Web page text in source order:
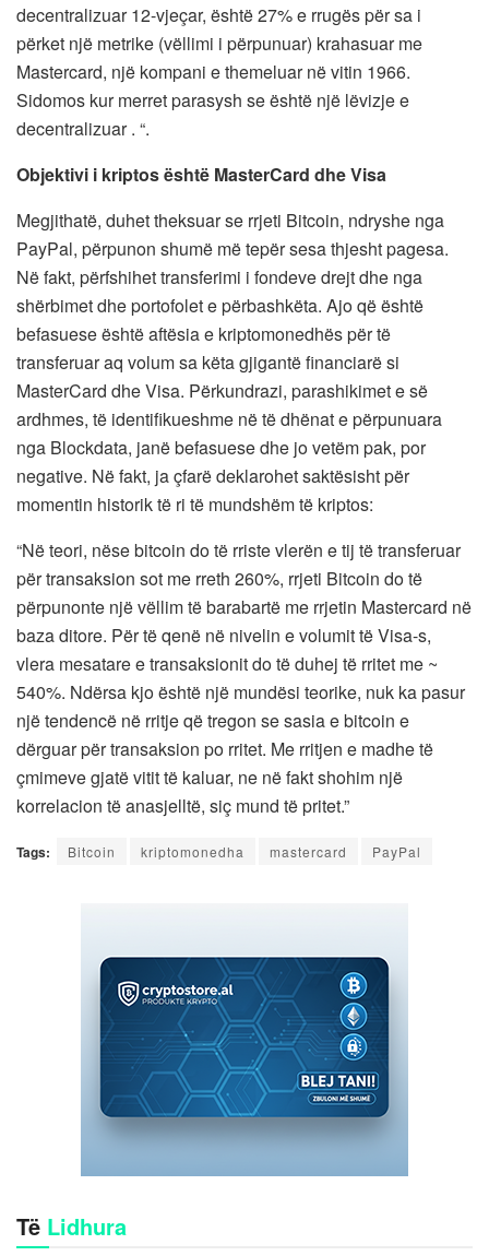
decentralizuar 12-vjeçar, është 27% e rrugës për sa i
përket një metrike (vëllimi i përpunuar) krahasuar me
Mastercard, një kompani e themeluar në vitin 1966.
Sidomos kur merret parasysh se është një lëvizje e
decentralizuar . “.
Objektivi i kriptos është MasterCard dhe Visa
Megjithatë, duhet theksuar se rrjeti Bitcoin, ndryshe nga
PayPal, përpunon shumë më tepër sesa thjesht pagesa.
Në fakt, përfshihet transferimi i fondeve drejt dhe nga
shërbimet dhe portofolet e përbashkëta. Ajo që është
befasuese është aftësia e kriptomonedhës për të
transferuar aq volum sa këta gjigantë financiarë si
MasterCard dhe Visa. Përkundrazi, parashikimet e së
ardhmes, të identifikueshme në të dhënat e përpunuara
nga Blockdata, janë befasuese dhe jo vetëm pak, por
negative. Në fakt, ja çfarë deklarohet saktësisht për
momentin historik të ri të mundshëm të kriptos:
“Në teori, nëse bitcoin do të rriste vlerën e tij të transferuar
për transaksion sot me rreth 260%, rrjeti Bitcoin do të
përpunonte një vëllim të barabartë me rrjetin Mastercard në
baza ditore. Për të qenë në nivelin e volumit të Visa-s,
vlera mesatare e transaksionit do të duhej të rritet me ~
540%. Ndërsa kjo është një mundësi teorike, nuk ka pasur
një tendencë në rritje që tregon se sasia e bitcoin e
dërguar për transaksion po rritet. Me rritjen e madhe të
çmimeve gjatë vitit të kaluar, ne në fakt shohim një
korrelacion të anasjelltë, siç mund të pritet.”
Tags: Bitcoin kriptomonedha mastercard PayPal
Të Lidhura